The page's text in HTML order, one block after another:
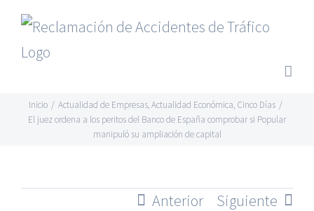
Saltar
contenido
Inicio / Actualidad de Empresas,Actualidad Económica, Cinco Días /
El juez ordena a los peritos del Banco de España comprobar si Popular
manipuló su ampliación de capital
Anterior Siguiente